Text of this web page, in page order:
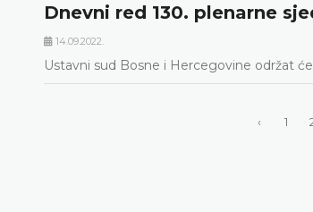
Dnevni red 130. plenarne
14.09.2022.
Ustavni sud Bosne i Hercegovine održat
‹ 1